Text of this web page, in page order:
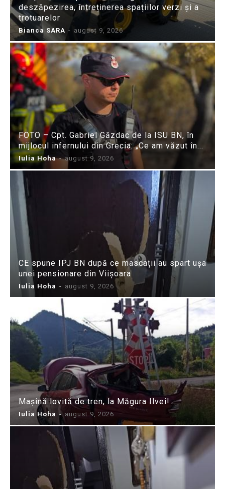
deszăpezirea, întreținerea spațiilor verzi și a
trotuarelor
Bianca SARA - august 9, 2026
FOTO – Cpt. Gabriel Găzdac de la ISU BN, în
mijlocul infernului din Grecia: „Ce am văzut în...
Iulia Hoha - august 9, 2026
CE spune IPJ BN după ce mascații au spart ușa
unei pensionare din Viișoara
Iulia Hoha - august 9, 2026
Mașină lovită de tren, la Măgura Ilvei!
Iulia Hoha - august 9, 2026